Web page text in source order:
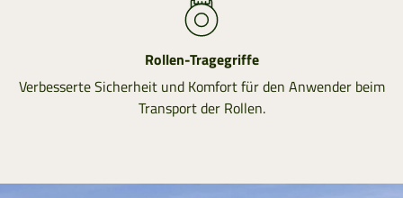
Rollen-Tragegriffe
Verbesserte Sicherheit und Komfort für den Anwender beim
Transport der Rollen.